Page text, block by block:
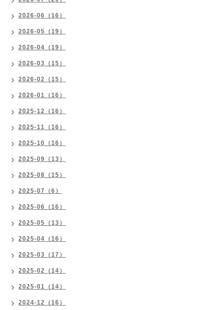
2026-06（16）
2026-05（19）
2026-04（19）
2026-03（15）
2026-02（15）
2026-01（16）
2025-12（16）
2025-11（16）
2025-10（16）
2025-09（13）
2025-08（15）
2025-07（6）
2025-06（16）
2025-05（13）
2025-04（16）
2025-03（17）
2025-02（14）
2025-01（14）
2024-12（16）